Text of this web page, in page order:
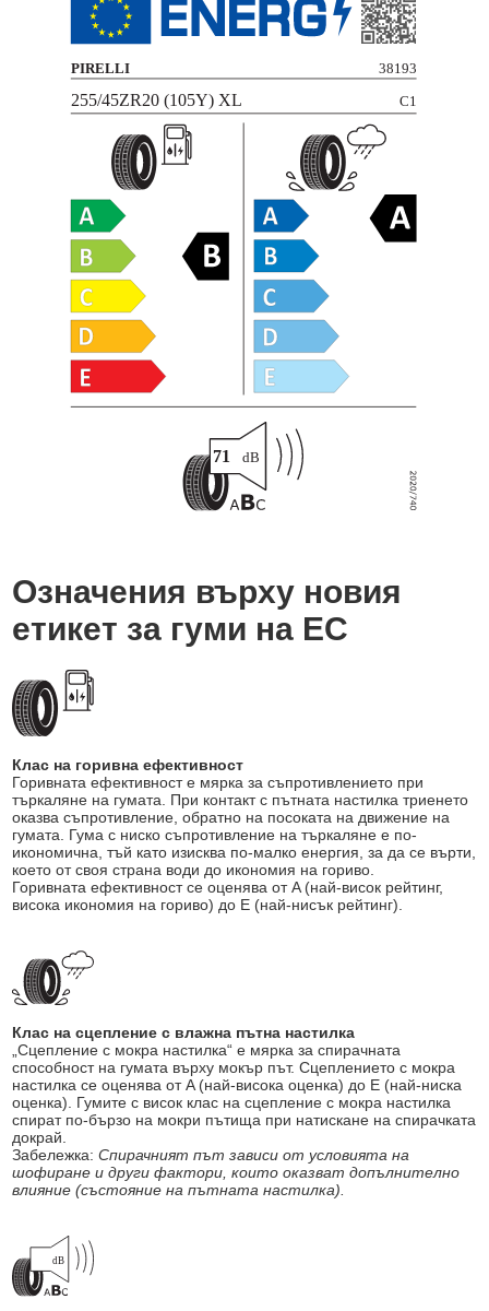
Означения върху новия
етикет за гуми на ЕС
Клас на горивна ефективност
Горивната ефективност е мярка за съпротивлението при
търкаляне на гумата. При контакт с пътната настилка триенето
оказва съпротивление, обратно на посоката на движение на
гумата. Гума с ниско съпротивление на търкаляне е по-
икономична, тъй като изисква по-малко енергия, за да се върти,
което от своя страна води до икономия на гориво.
Горивната ефективност се оценява от A (най-висок рейтинг,
висока икономия на гориво) до E (най-нисък рейтинг).
Клас на сцепление с влажна пътна настилка
„Сцепление с мокра настилка“ е мярка за спирачната
способност на гумата върху мокър път. Сцеплението с мокра
настилка се оценява от A (най-висока оценка) до E (най-ниска
оценка). Гумите с висок клас на сцепление с мокра настилка
спират по-бързо на мокри пътища при натискане на спирачката
докрай.
Забележка:Спирачният път зависи от условията на
шофиране и други фактори, които оказват допълнително
влияние (състояние на пътната настилка).